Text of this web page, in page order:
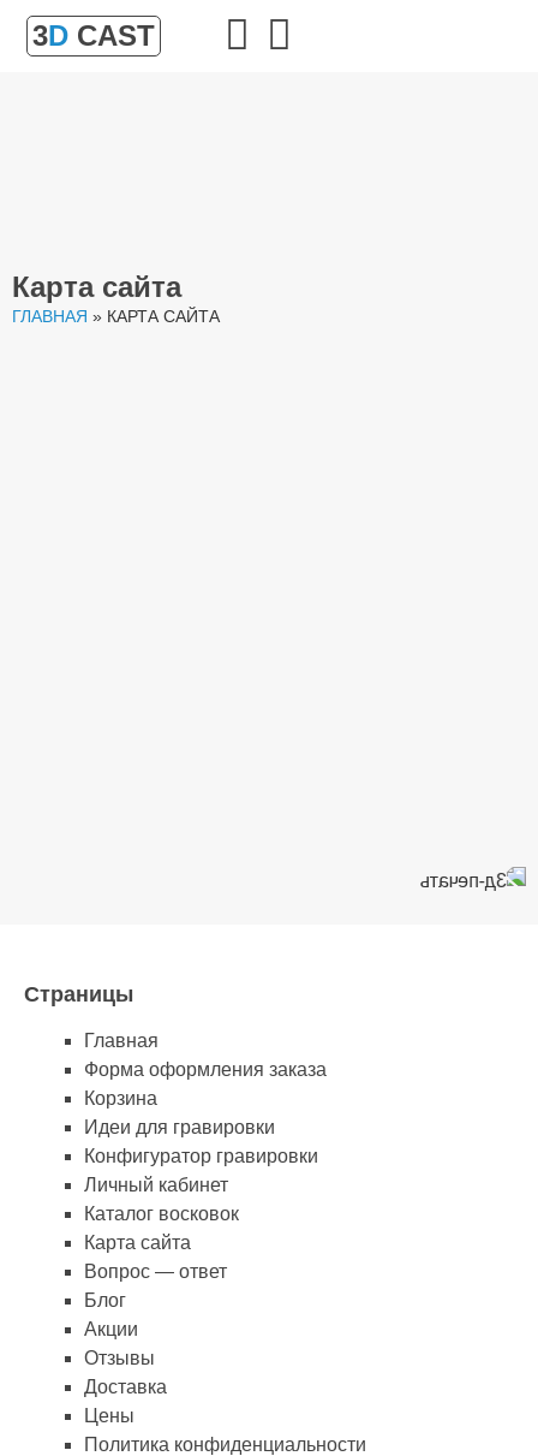
3D CAST
Карта сайта
ГЛАВНАЯ » КАРТА САЙТА
Страницы
Главная
Форма оформления заказа
Корзина
Идеи для гравировки
Конфигуратор гравировки
Личный кабинет
Каталог восковок
Карта сайта
Вопрос — ответ
Блог
Акции
Отзывы
Доставка
Цены
Политика конфиденциальности